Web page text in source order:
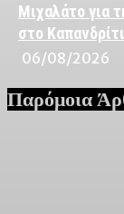
Μιχαλάτο για
στο Καπανδρίτι
06/08/2026
Παρόμοια